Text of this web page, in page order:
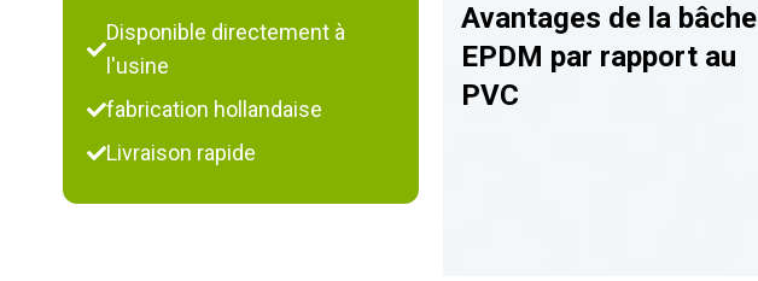
Disponible directement à
l'usine
fabrication hollandaise
Livraison rapide
Avantages de la bâche
EPDM par rapport au
PVC